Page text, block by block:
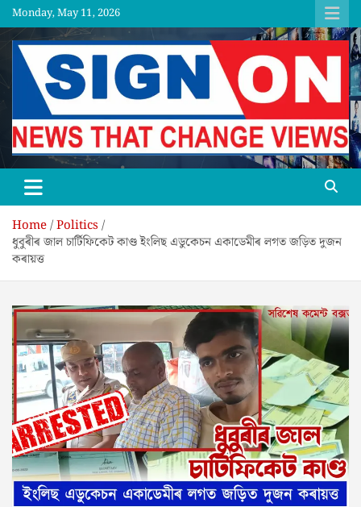
Skip
to
content
Monday, May 11, 2026
SGNON
Home Politics
ধুবুৰীৰ জাল চাৰ্টিফিকেট কাণ্ড ইংলিছ এডুকেচন একাডেমীৰ লগত জড়িত দুজন
কৰায়ত্ত